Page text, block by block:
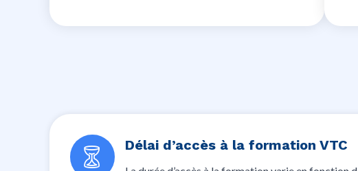
Délai d’accès à la formation VTC